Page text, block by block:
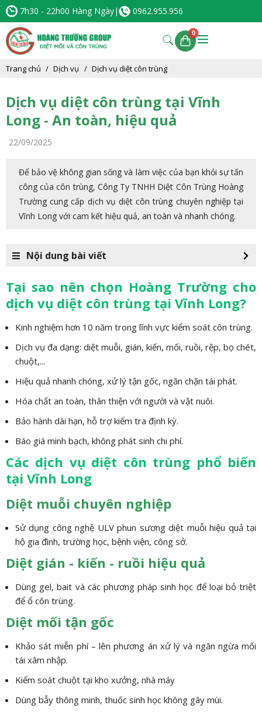
7h30 - 22h00 Hàng Ngày| 0962.955.956
Trang chủ Dịch vụ Dịch vụ diệt côn trùng
Dịch vụ diệt côn trùng tại Vĩnh
Long - An toàn, hiệu quả
22/09/2025
Để bảo vệ không gian sống và làm việc của bạn khỏi sự tấn
công của côn trùng, Công Ty TNHH Diệt Côn Trùng Hoàng
Trường cung cấp dịch vụ diệt côn trùng chuyên nghiệp tại
Vĩnh Long với cam kết hiệu quả, an toàn và nhanh chóng.
Nội dung bài viết
Tại sao nên chọn Hoàng Trường cho
dịch vụ diệt côn trùng tại Vĩnh Long?
Kinh nghiệm hơn 10 năm trong lĩnh vực kiểm soát côn trùng.
Dịch vụ đa dạng: diệt muỗi, gián, kiến, mối, ruồi, rệp, bọ chét,
chuột,...
Hiệu quả nhanh chóng, xử lý tận gốc, ngăn chặn tái phát.
Hóa chất an toàn, thân thiện với người và vật nuôi.
Bảo hành dài hạn, hỗ trợ kiểm tra định kỳ.
Báo giá minh bạch, không phát sinh chi phí.
Các dịch vụ diệt côn trùng phổ biến
tại Vĩnh Long
Diệt muỗi chuyên nghiệp
Sử dụng công nghệ ULV phun sương diệt muỗi hiệu quả tại
hộ gia đình, trường học, bệnh viện, công sở.
Diệt gián - kiến - ruồi hiệu quả
Dùng gel, bait và các phương pháp sinh học để loại bỏ triệt
để ổ côn trùng.
Diệt mối tận gốc
Khảo sát miễn phí – lên phương án xử lý và ngăn ngừa mối
tái xâm nhập.
Kiểm soát chuột tại kho xưởng, nhà máy
Dùng bẫy thông minh, thuốc sinh học không gây mùi.